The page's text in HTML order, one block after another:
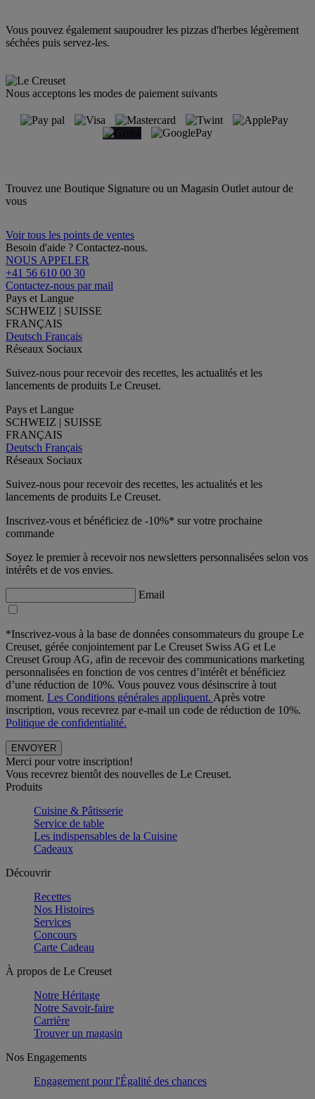
Vous pouvez également saupoudrer les pizzas d'herbes légèrement
séchées puis servez-les.
Nous acceptons les modes de paiement suivants
Trouvez une Boutique Signature ou un Magasin Outlet autour de
vous
Voir tous les points de ventes
Besoin d'aide ? Contactez-nous.
NOUS APPELER
+41 56 610 00 30
Contactez-nous par mail
Pays et Langue
SCHWEIZ | SUISSE
FRANÇAIS
Deutsch Français
Réseaux Sociaux
Suivez-nous pour recevoir des recettes, les actualités et les
lancements de produits Le Creuset.
Pays et Langue
SCHWEIZ | SUISSE
FRANÇAIS
Deutsch Français
Réseaux Sociaux
Suivez-nous pour recevoir des recettes, les actualités et les
lancements de produits Le Creuset.
Inscrivez-vous et bénéficiez de -10%* sur votre prochaine
commande
Soyez le premier à recevoir nos newsletters personnalisées selon vos
intérêts et de vos envies.
Email
*Inscrivez-vous à la base de données consommateurs du groupe Le
Creuset, gérée conjointement par Le Creuset Swiss AG et Le
Creuset Group AG, afin de recevoir des communications marketing
personnalisées en fonction de vos centres d’intérêt et bénéficiez
d’une réduction de 10%. Vous pouvez vous désinscrire à tout
moment. Les Conditions générales appliquent. Après votre
inscription, vous recevrez par e-mail un code de réduction de 10%.
Politique de confidentialité.
Merci pour votre inscription!
Vous recevrez bientôt des nouvelles de Le Creuset.
Produits
Cuisine & Pâtisserie
Service de table
Les indispensables de la Cuisine
Cadeaux
Découvrir
Recettes
Nos Histoires
Services
Concours
Carte Cadeau
À propos de Le Creuset
Notre Héritage
Notre Savoir-faire
Carrière
Trouver un magasin
Nos Engagements
Engagement pour l'Égalité des chances